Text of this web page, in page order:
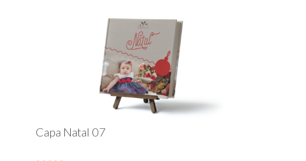
Capa Natal 07